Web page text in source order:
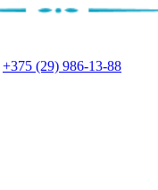
+375 (29) 986-13-88